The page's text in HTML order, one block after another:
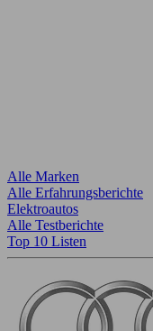
Alle Marken
Alle Erfahrungsberichte
Elektroautos
Alle Testberichte
Top 10 Listen